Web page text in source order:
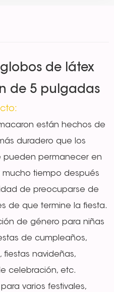
de látex
de 5 pulgadas
están hechos de
duradero que los
pueden permanecer en
tiempo después
de preocuparse de
de que termine la fiesta.
de género para niñas
de cumpleaños,
fiestas navideñas,
celebración, etc.
varios festivales,